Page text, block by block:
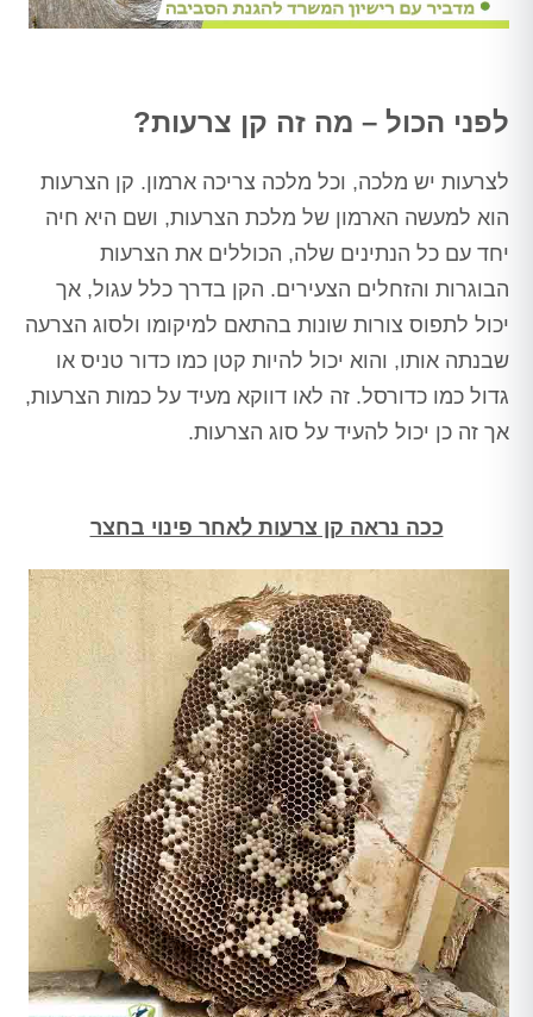
לפני הכול – מה זה קן צרעות?
לצרעות יש מלכה, וכל מלכה צריכה ארמון. קן הצרעות
הוא למעשה הארמון של מלכת הצרעות, ושם היא חיה
יחד עם כל הנתינים שלה, הכוללים את הצרעות
הבוגרות והזחלים הצעירים. הקן בדרך כלל עגול, אך
יכול לתפוס צורות שונות בהתאם למיקומו ולסוג הצרעה
שבנתה אותו, והוא יכול להיות קטן כמו כדור טניס או
גדול כמו כדורסל. זה לאו דווקא מעיד על כמות הצרעות,
אך זה כן יכול להעיד על סוג הצרעות.
ככה נראה קן צרעות לאחר פינוי בחצר